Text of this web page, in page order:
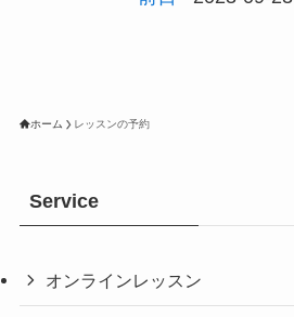
ホーム レッスンの予約
Service
オンラインレッスン